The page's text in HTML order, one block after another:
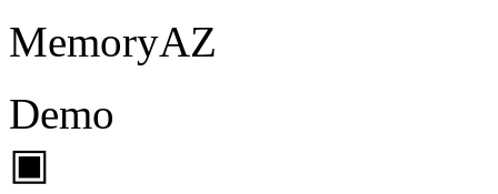
MemoryAZ
Demo
▣